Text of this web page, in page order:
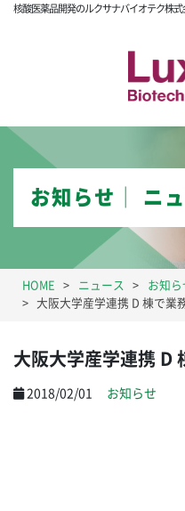
核酸医薬品開発のルクサナバイオテク株式
お知らせ│ ニ
HOME ニュース
お知ら
大阪大学産学連携 D 棟で業
大阪大学産学連携 D
2018/02/01 お知らせ